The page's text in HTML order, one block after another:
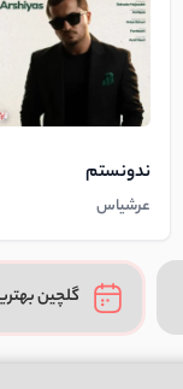
ندونستم
عرشیاس
گلچین